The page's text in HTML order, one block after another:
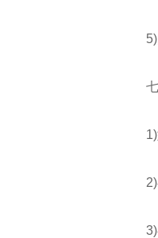
5)美
七、
1)
2)
3)额